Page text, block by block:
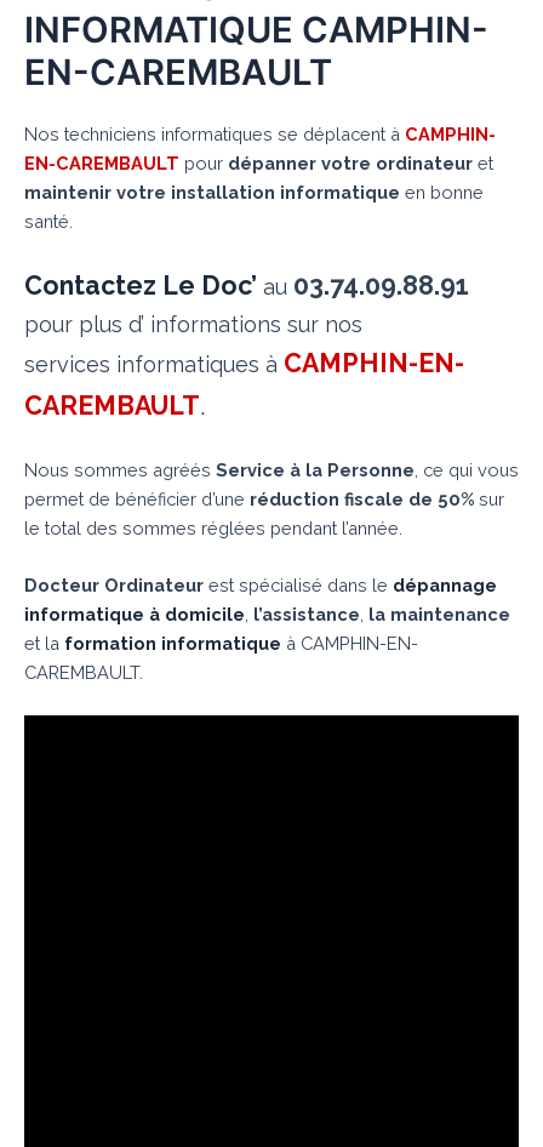
INFORMATIQUE CAMPHIN-
EN-CAREMBAULT
Nos techniciens informatiques se déplacent à CAMPHIN-
EN-CAREMBAULT pour dépanner votre ordinateur et
maintenir votre installation informatique en bonne
santé.
Contactez Le Doc’ au 03.74.09.88.91
pour plus d’ informations sur nos
services informatiques à CAMPHIN-EN-
CAREMBAULT.
Nous sommes agréés Service à la Personne , ce qui vous
permet de bénéficier d’une réduction fiscale de 50% sur
le total des sommes réglées pendant l’année.
Docteur Ordinateur est spécialisé dans le dépannage
informatique à domicile l’assistance la maintenance
et la formation informatique à CAMPHIN-EN-
CAREMBAULT.